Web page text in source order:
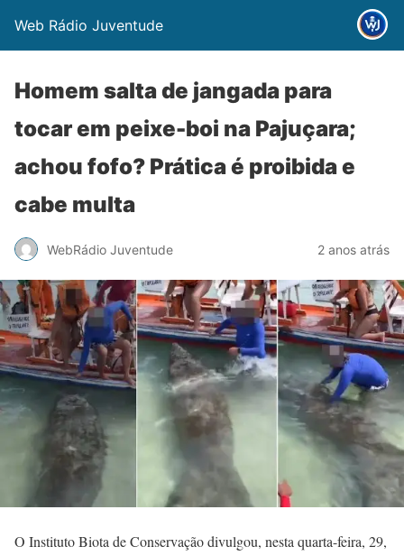
Web Rádio Juventude
Homem salta de jangada para
tocar em peixe-boi na Pajuçara;
achou fofo? Prática é proibida e
cabe multa
WebRádio Juventude 2 anos atrás
O Instituto Biota de Conservação divulgou, nesta quarta-feira, 29,